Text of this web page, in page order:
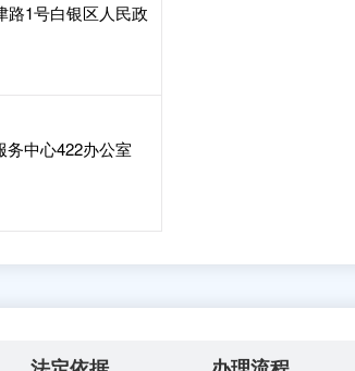
路1号白银区人民政
中心422办公室